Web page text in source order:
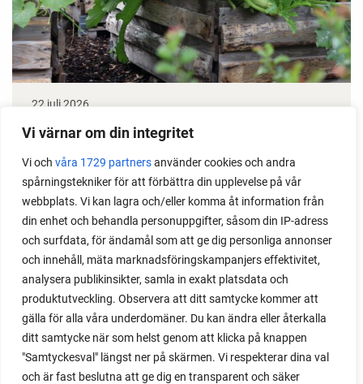
Vi värnar om din integritet
Vi och våra 1729 partnersanvänder cookies och andra
spårningstekniker för att förbättra din upplevelse på vår
webbplats. Vi kan lagra och/eller komma åt information från
din enhet och behandla personuppgifter, såsom din IP-adress
och surfdata, för ändamål som att ge dig personliga annonser
och innehåll, mäta marknadsföringskampanjers effektivitet,
analysera publikinsikter, samla in exakt platsdata och
produktutveckling. Observera att ditt samtycke kommer att
gälla för alla våra underdomäner. Du kan ändra eller återkalla
ditt samtycke när som helst genom att klicka på knappen
"Samtyckesval" längst ner på skärmen. Vi respekterar dina val
och är fast beslutna att ge dig en transparent och säker
22 juli 2026
Odla stora växter på liten plats
Med det här smarta knepet kan du odla också stora
växter i en pallkrage tillsammans med andra växter.
Perfekt om du vill odla mycket i på liten yta.